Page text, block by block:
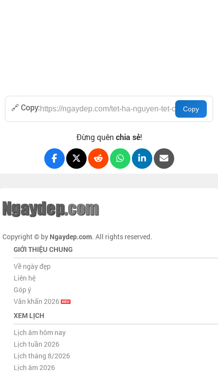
🔗 Copy:
Đừng quên chia sẻ!
Copyright © by Ngaydep.com. All rights reserved.
GIỚI THIỆU CHUNG
Về ngày đẹp
Liên hệ
Góp ý
Văn khấn 2026
XEM LỊCH
Lịch âm hôm nay
Lịch tuần 2026
Lịch tháng 8/2026
Lịch âm 2026